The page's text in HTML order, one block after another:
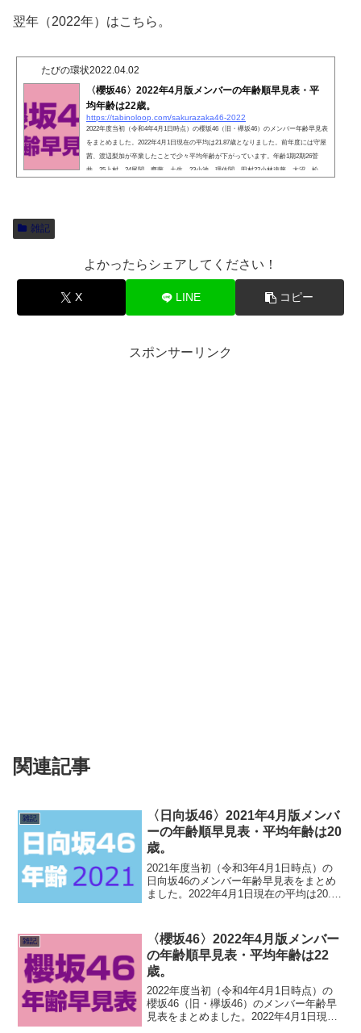
翌年（2022年）はこちら。
たびの環状2022.04.02
〈櫻坂46〉2022年4月版メンバーの年齢順早見表・平
均年齢は22歳。
https://tabinoloop.com/sakurazaka46-2022
2022年度当初（令和4年4月1日時点）の櫻坂46（旧・欅坂46）のメンバー年齢早見表
をまとめました。2022年4月1日現在の平均は21.87歳となりました。前年度には守屋
茜、渡辺梨加が卒業したことで少々平均年齢が下がっています。年齢1期2期26菅
井 25上村 24尾関、齋藤、土生 23小池、理佐関、田村22小林遠藤、大沼、松
雑記
よかったらシェアしてください！
X LINE コピー
スポンサーリンク
関連記事
雑記
〈日向坂46〉2021年4月版メンバ
ーの年齢順早見表・平均年齢は20
歳。
2021年度当初（令和3年4月1日時点）の
日向坂46のメンバー年齢早見表をまとめ
ました。2022年4月1日現在の平均は20.18
年齢が下がりました。年齢1期2期3...
雑記
〈櫻坂46〉2022年4月版メンバー
の年齢順早見表・平均年齢は22
歳。
2022年度当初（令和4年4月1日時点）の
櫻坂46（旧・欅坂46）のメンバー年齢早
見表をまとめました。2022年4月1日現在